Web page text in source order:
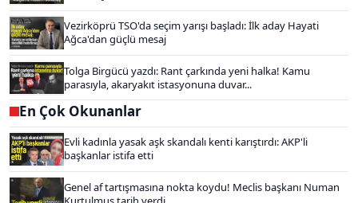
Vezirköprü TSO'da seçim yarışı başladı: İlk aday Hayati
Ağca'dan güçlü mesaj
Tolga Birgücü yazdı: Rant çarkında yeni halka! Kamu
parasıyla, akaryakıt istasyonuna duvar...
En Çok Okunanlar
Evli kadınla yasak aşk skandalı kenti karıştırdı: AKP'li
başkanlar istifa etti
Genel af tartışmasına nokta koydu! Meclis başkanı Numan